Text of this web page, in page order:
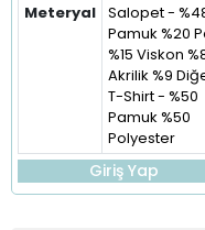
Meteryal Salopet -
Pamuk %20
%15 Viskon
Akrilik %9
T-Shirt - %50
Pamuk %50
Polyester
Giriş Yap